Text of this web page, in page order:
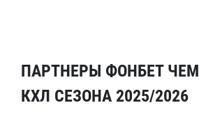
ПАРТНЕРЫ ФОНБЕТ
КХЛ СЕЗОНА 2025/2026